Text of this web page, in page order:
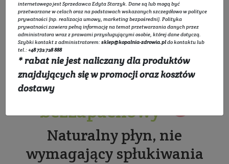
Spray do lodówek i
mikrofalówek -
bezzapachowy
Naturalny płyn, nie
wymagający spłukiwania
internetowego jest Sprzedawca Edyta Starzyk. Dane są lub mogą być
przetwarzane w celach oraz na podstawach wskazanych szczegółowo wpolityce
prywatności (np. realizacja umowy, marketing bezpośredni). Polityka
prywatnościzawiera pełną informację na temat przetwarzania danych przez
administratora wraz z prawami przysługującymi osobie, której dane dotyczą.
Szybki kontakt z administratorem:sklep@kopalnia-zdrowia.pldo kontaktu lub
tel.:+48 732 728 888
* rabat nie jest naliczany dla produktów
znajdujących się w promocji oraz kosztów
dostawy